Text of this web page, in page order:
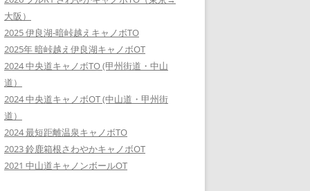
は現状をご確認ください
大阪）
2025 伊良湖-暗峠越えキャノボTO
2025年 暗峠越え伊良湖キャノボOT
2024 中央道キャノボTO (甲州街道・中山
道）
2024 中央道キャノボOT (中山道・甲州街
道）
2024 最短距離温泉キャノボTO
2023 鈴鹿箱根さわやかキャノボOT
2021 中山道キャノンボールOT